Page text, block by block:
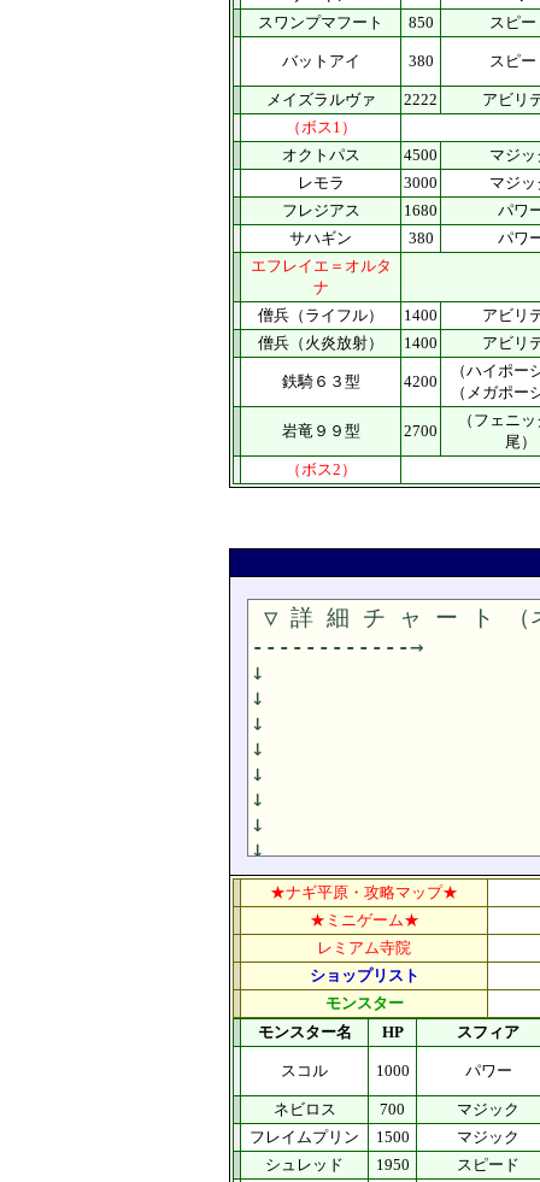
スワンプマフート
850 スピー
バットアイ 380 スピー
メイズラルヴァ 2222
アビリ
（ボス1）
オクトパス
4500
マジッ
レモラ
3000
マジッ
フレジアス
1680
パワ
サハギン
380
パワ
エフレイエ＝オルタ
ナ
僧兵（ライフル）
1400
アビリ
僧兵（火炎放射）
1400 アビリ
鉄騎６３型 4200
（ハイポー
（メガポー
岩竜９９型 2700
（フェニ
尾）
（ボス2）
★ナギ平原・攻略マップ★
★ミニゲーム★
レミアム寺院
ショップリスト
モンスター
モンスター名
HP スフィア
スコル 1000 パワー
ネビロス 700
マジック
フレイムプリン
1500
マジック
シュレッド
1950
スピード